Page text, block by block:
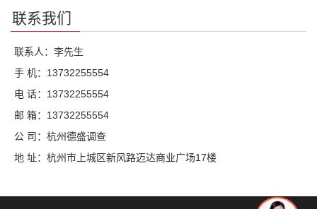
联系我们
联系人：李先生
手 机：13732255554
电 话：13732255554
邮 箱：13732255554
公 司：杭州德盛调查
地 址：杭州市上城区新风路迈达商业广场17楼